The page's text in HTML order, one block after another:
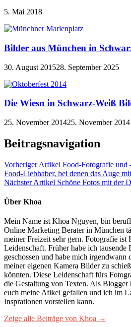
5. Mai 2018
Bilder aus München in
30. August 201528. September 2025
Die Wiesn in Schwarz-Weiß
25. November 201425. November 2014
Beitragsnavigation
Vorheriger Artikel Food-Fotografie
Food-Liebhaber, bei denen das Auge
Nächster Artikel Schöne Fotos mit der
Über Khoa
Mein Name ist Khoa Nguyen, bin
Online Marketing Berater in München
meiner Freizeit sehr gern. Fotografie
Leidenschaft. Früher habe ich
geschossen und habe mich irgendwann
meiner eigenen Kamera Bilder zu
könnten. Diese Leidenschaft fürs
die Gestaltung von Texten. Als Blogger
euch meine Atikel gefallen und ich im
Insprationen vorstellen kann.
Zeige alle Beiträge von Khoa →